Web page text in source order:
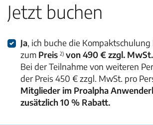
Jetzt buchen
Ja, ich buche die Kompaktschulung
zum Preis 2)von 490 € zzgl.
Bei der Teilnahme von weiteren
der Preis 450 € zzgl. MwSt. pro
Mitglieder im Proalpha
zusätzlich 10 % Rabatt.